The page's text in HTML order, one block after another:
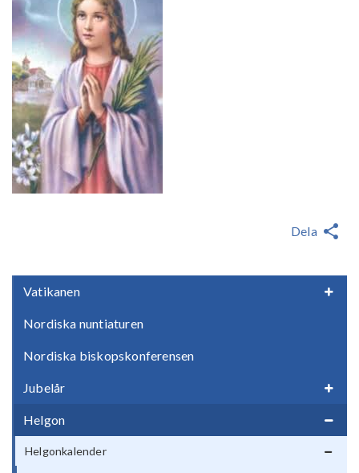
Vatikanen
Nordiska nuntiaturen
Nordiska biskopskonferensen
Jubelår
Helgon
Helgonkalender
Dela